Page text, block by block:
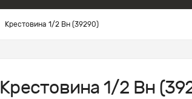
Крестовина 1/2 Вн (39290)
Крестовина 1/2 Вн